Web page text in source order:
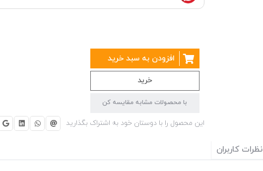
افزودن به سبد خرید
خرید
با محصولات مشابه مقایسه کن
این محصول را با دوستان خود به اشتراک بگذارید
نظرات کاربران